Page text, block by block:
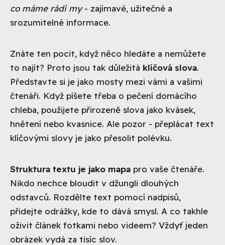
co máme rádi my- zajímavé, užitečné a
srozumitelné informace.
Znáte ten pocit, když něco hledáte a nemůžete
to najít? Proto jsou tak důležitá klíčová slova.
Představte si je jako mosty mezi vámi a vašimi
čtenáři. Když píšete třeba o pečení domácího
chleba, použijete přirozeně slova jako kvásek,
hnětení nebo kvasnice. Ale pozor - přeplácat text
klíčovými slovy je jako přesolit polévku.
Struktura textu je jako mapa pro vaše čtenáře.
Nikdo nechce bloudit v džungli dlouhých
odstavců. Rozdělte text pomocí nadpisů,
přidejte odrážky, kde to dává smysl. A co takhle
oživit článek fotkami nebo videem? Vždyť jeden
obrázek vydá za tisíc slov.